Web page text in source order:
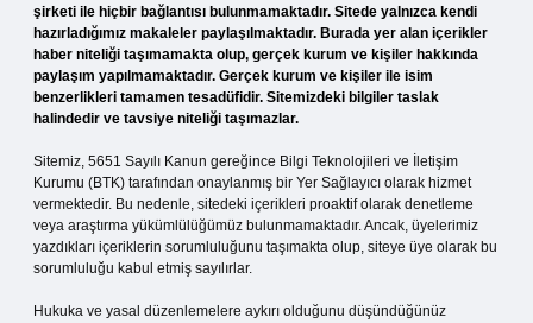
şirketi ile hiçbir bağlantısı bulunmamaktadır. Sitede yalnızca kendi
hazırladığımız makaleler paylaşılmaktadır. Burada yer alan içerikler
haber niteliği taşımamakta olup, gerçek kurum ve kişiler hakkında
paylaşım yapılmamaktadır. Gerçek kurum ve kişiler ile isim
benzerlikleri tamamen tesadüfidir. Sitemizdeki bilgiler taslak
halindedir ve tavsiye niteliği taşımazlar.
Sitemiz, 5651 Sayılı Kanun gereğince Bilgi Teknolojileri ve İletişim
Kurumu (BTK) tarafından onaylanmış bir Yer Sağlayıcı olarak hizmet
vermektedir. Bu nedenle, sitedeki içerikleri proaktif olarak denetleme
veya araştırma yükümlülüğümüz bulunmamaktadır. Ancak, üyelerimiz
yazdıkları içeriklerin sorumluluğunu taşımakta olup, siteye üye olarak bu
sorumluluğu kabul etmiş sayılırlar.
Hukuka ve yasal düzenlemelere aykırı olduğunu düşündüğünüz